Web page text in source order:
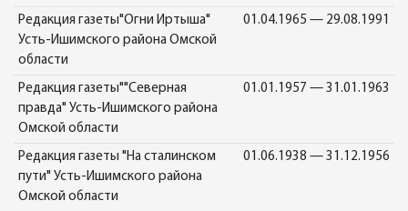
Редакция газеты"Огни Иртыша"
Усть-Ишимского района Омской
области
01.04.1965 — 29.08.1991
Редакция газеты""Северная
правда" Усть-Ишимского района
Омской области
01.01.1957 — 31.01.1963
Редакция газеты "На сталинском
пути" Усть-Ишимского района
Омской области
01.06.1938 — 31.12.1956